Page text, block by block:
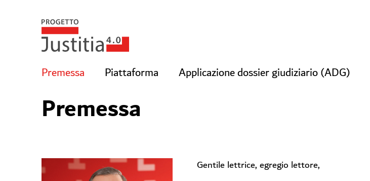
Premessa Piattaforma Applicazione dossier giudiziario (ADG)
Premessa
Gentile lettrice, egregio lettore,